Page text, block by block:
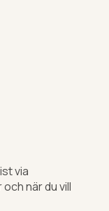
via
när du vill